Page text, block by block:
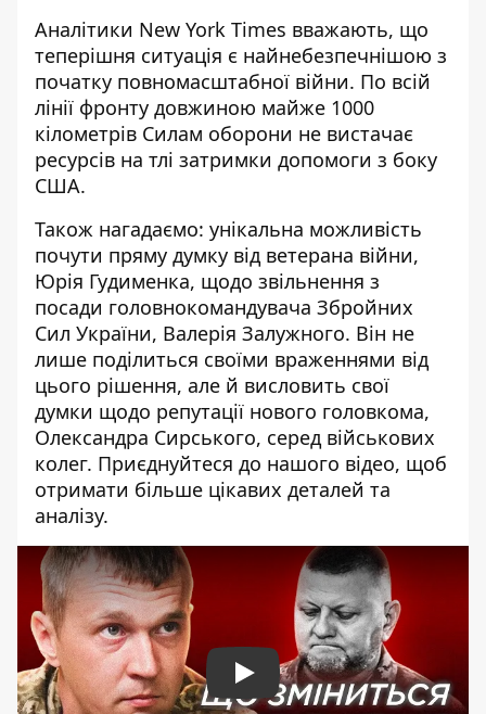
Аналітики New York Times вважають, що
теперішня ситуація є найнебезпечнішою з
початку повномасштабної війни. По всій
лінії фронту довжиною майже 1000
кілометрів Силам оборони не вистачає
ресурсів на тлі затримки допомоги з боку
США.
Також нагадаємо: унікальна можливість
почути пряму думку від ветерана війни,
Юрія Гудименка, щодо звільнення з
посади головнокомандувача Збройних
Сил України, Валерія Залужного. Він не
лише поділиться своїми враженнями від
цього рішення, але й висловить свої
думки щодо репутації нового головкома,
Олександра Сирського, серед військових
колег. Приєднуйтеся до нашого відео, щоб
отримати більше цікавих деталей та
аналізу.
Play